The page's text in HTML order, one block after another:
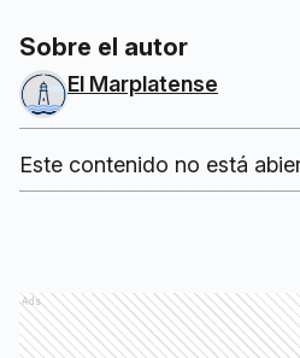
Sobre el autor
El Marplatense
Este contenido no está
Ads